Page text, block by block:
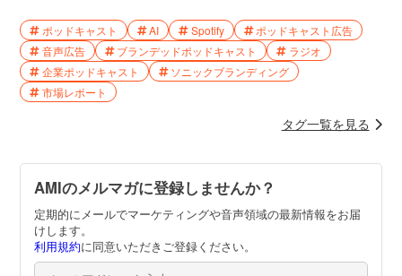
ポッドキャスト AI Spotify
ポッドキャスト広告
音声広告
ブランデッドポッドキャスト
ラジオ
企業ポッドキャスト
ソニックブランディング
市場レポート
タグ一覧を見る
AMIのメルマガに登録しませんか？
定期的にメールでマーケティングや音声領域の最新情報をお届
けします。
利用規約に同意いただきご登録ください。